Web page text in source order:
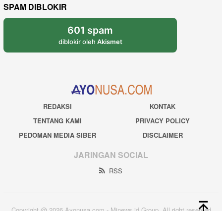
SPAM DIBLOKIR
601 spam
diblokir oleh Akismet
REDAKSI
KONTAK
TENTANG KAMI
PRIVACY POLICY
PEDOMAN MEDIA SIBER
DISCLAIMER
JARINGAN SOCIAL
RSS